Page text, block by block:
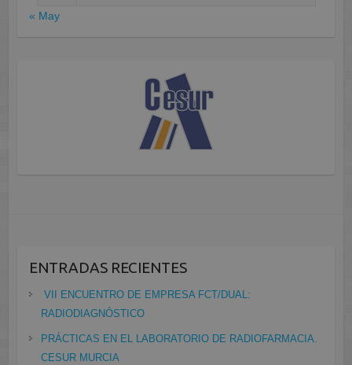
« May
ENTRADAS RECIENTES
VII ENCUENTRO DE EMPRESA FCT/DUAL:
RADIODIAGNÓSTICO
PRÁCTICAS EN EL LABORATORIO DE RADIOFARMACIA.
CESUR MURCIA